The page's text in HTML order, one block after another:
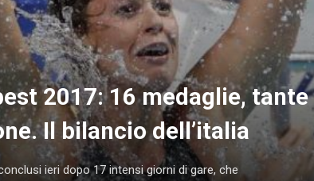
2017: 16 medaglie,
Il bilancio dell’italia
ieri dopo 17 intensi giorni di gare, che